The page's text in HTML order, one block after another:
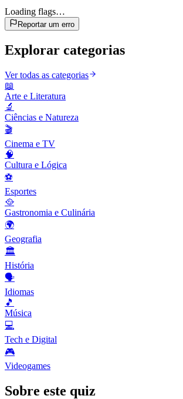
Loading flags…
Reportar um erro
Explorar categorias
Ver todas as categorias
📖
Arte e Literatura
🔬
Ciências e Natureza
🎬
Cinema e TV
🧠
Cultura e Lógica
⚽
Esportes
🥘
Gastronomia e Culinária
🌍
Geografia
🏛️
História
🗣️
Idiomas
🎵
Música
💻
Tech e Digital
🎮
Videogames
Sobre este quiz